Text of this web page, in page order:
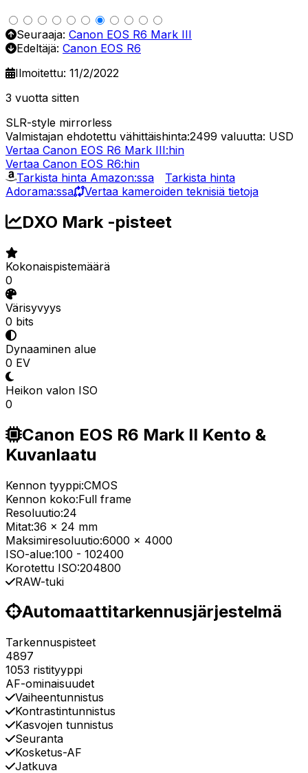
Seuraaja: Canon EOS R6 Mark III
Edeltäjä: Canon EOS R6
Ilmoitettu: 11/2/2022
3 vuotta sitten
SLR-style mirrorless
Valmistajan ehdotettu vähittäishinta:2499 valuutta: USD
Vertaa Canon EOS R6 Mark III:hin
Vertaa Canon EOS R6:hin
Tarkista hinta Amazon:ssa
Tarkista hinta
Adorama:ssa
Vertaa kameroiden teknisiä tietoja
DXO Mark -pisteet
Kokonaispistemäärä
0
Värisyvyys
0 bits
Dynaaminen alue
0 EV
Heikon valon ISO
0
Canon EOS R6 Mark II Kento &
Kuvanlaatu
Kennon tyyppi:CMOS
Kennon koko:Full frame
Resoluutio:24
Mitat:36 x 24 mm
Maksimiresoluutio:6000 x 4000
ISO-alue:100 - 102400
Korotettu ISO:204800
RAW-tuki
Automaattitarkennusjärjestelmä
Tarkennuspisteet
4897
1053 ristityyppi
AF-ominaisuudet
Vaiheentunnistus
Kontrastintunnistus
Kasvojen tunnistus
Seuranta
Kosketus-AF
Jatkuva